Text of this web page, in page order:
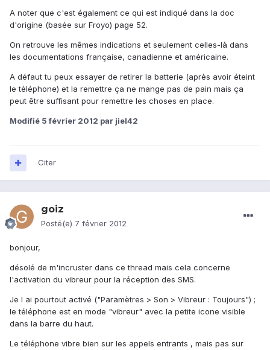
A noter que c'est également ce qui est indiqué dans la doc
d'origine (basée sur Froyo) page 52.
On retrouve les mêmes indications et seulement celles-là dans
les documentations française, canadienne et américaine.
A défaut tu peux essayer de retirer la batterie (après avoir éteint
le téléphone) et la remettre ça ne mange pas de pain mais ça
peut être suffisant pour remettre les choses en place.
Modifié 5 février 2012 par jiel42
Citer
goiz
Posté(e) 7 février 2012
bonjour,
désolé de m'incruster dans ce thread mais cela concerne
l'activation du vibreur pour la réception des SMS.
Je l ai pourtout activé ("Paramètres > Son > Vibreur : Toujours") ;
le téléphone est en mode "vibreur" avec la petite icone visible
dans la barre du haut.
Le téléphone vibre bien sur les appels entrants , mais pas sur